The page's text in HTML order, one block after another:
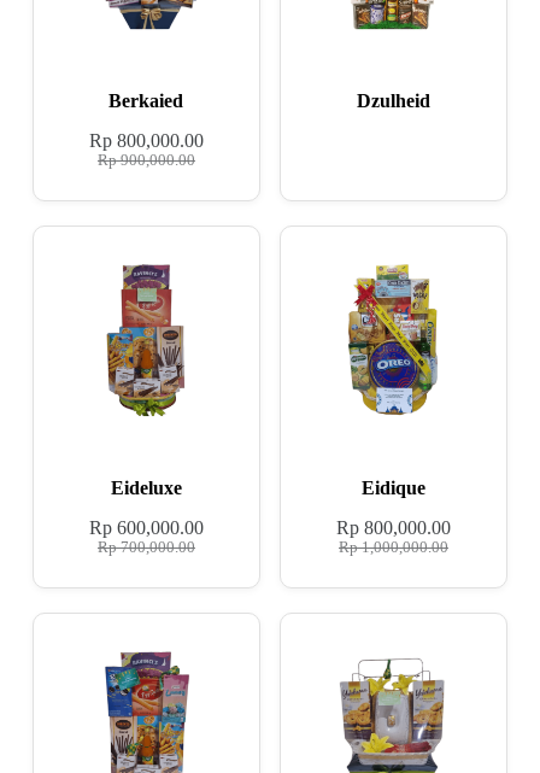
Berkaied
Rp900,000.00
Rp800,000.00
Dzulheid
Eideluxe
Rp700,000.00
Rp600,000.00
Eidique
Rp1,000,000.00
Rp 800,000.00